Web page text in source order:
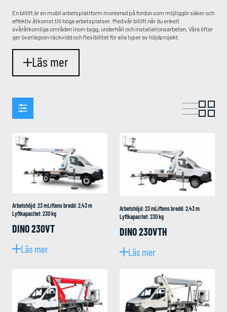
En billift är en mobil arbetsplattform monterad på fordon som möjliggör säker och
effektiv åtkomst till höga arbetsplatser. Med vår billift når du enkelt
svåråtkomliga områden inom bygg, underhåll och installationsarbeten. Våra liftar
ger överlägsen räckvidd och flexibilitet för alla typer av höjdprojekt.
Läs mer
Arbetshöjd:23mLiftens bredd:2,43m
Lyftkapacitet:230kg
DINO 230VT
Läs mer
Arbetshöjd:23mLiftens bredd:2,43m
Lyftkapacitet:230kg
DINO 230VTH
Läs mer